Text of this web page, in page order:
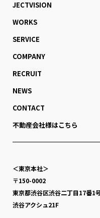
JECTVISION
WORKS
SERVICE
COMPANY
RECRUIT
NEWS
CONTACT
不動産会社様はこちら
＜東京本社＞
〒150-0002
東京都渋谷区渋谷二丁目17番1
渋谷アクシュ21F